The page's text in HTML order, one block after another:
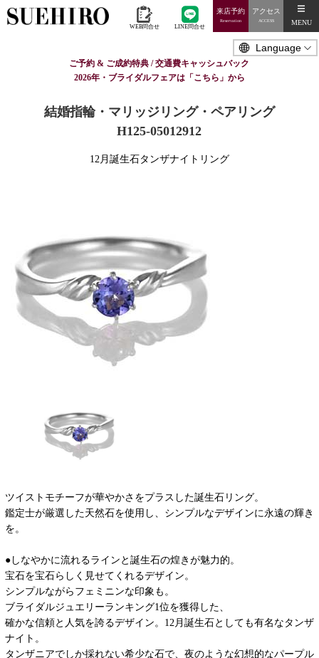
WEB問合せ LINE問合せ
来店予約
Reservation
アクセス
ACCESS MENU
ご予約 & ご成約特典 / 交通費キャッシュバック
2026年・ブライダルフェアは「こちら」から
結婚指輪・マリッジリング・ペアリング
H125-05012912
12月誕生石タンザナイトリング
ツイストモチーフが華やかさをプラスした誕生石リング。
鑑定士が厳選した天然石を使用し、シンプルなデザインに永遠の輝き
を。
●しなやかに流れるラインと誕生石の煌きが魅力的。
宝石を宝石らしく見せてくれるデザイン。
シンプルながらフェミニンな印象も。
ブライダルジュエリーランキング1位を獲得した、
確かな信頼と人気を誇るデザイン。12月誕生石としても有名なタンザ
ナイト。
タンザニアでしか採れない希少な石で、夜のような幻想的なパープル